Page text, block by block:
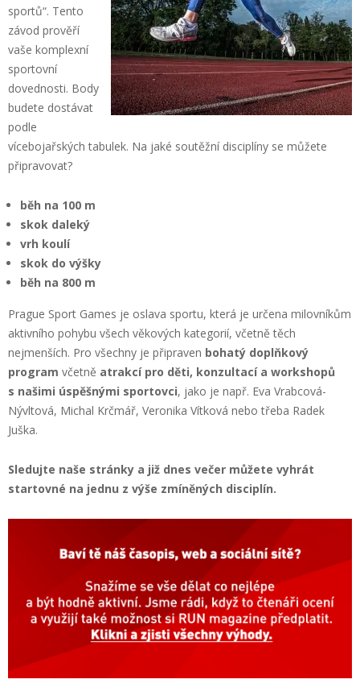
sportů“. Tento
závod prověří
vaše komplexní
sportovní
dovednosti. Body
budete dostávat
podle
vícebojařských tabulek. Na jaké soutěžní disciplíny se můžete
připravovat?
běh na 100 m
skok daleký
vrh koulí
skok do výšky
běh na 800 m
Prague Sport Games je oslava sportu, která je určena milovníkům
aktivního pohybu všech věkových kategorií, včetně těch
nejmenších. Pro všechny je připraven bohatý doplňkový
program včetně atrakcí pro děti, konzultací a workshopů
s našimi úspěšnými sportovci, jako je např. Eva Vrabcová-
Nývltová, Michal Krčmář, Veronika Vítková nebo třeba Radek
Juška.
Sledujte naše stránky a již dnes večer můžete vyhrát
startovné na jednu z výše zmíněných disciplín.